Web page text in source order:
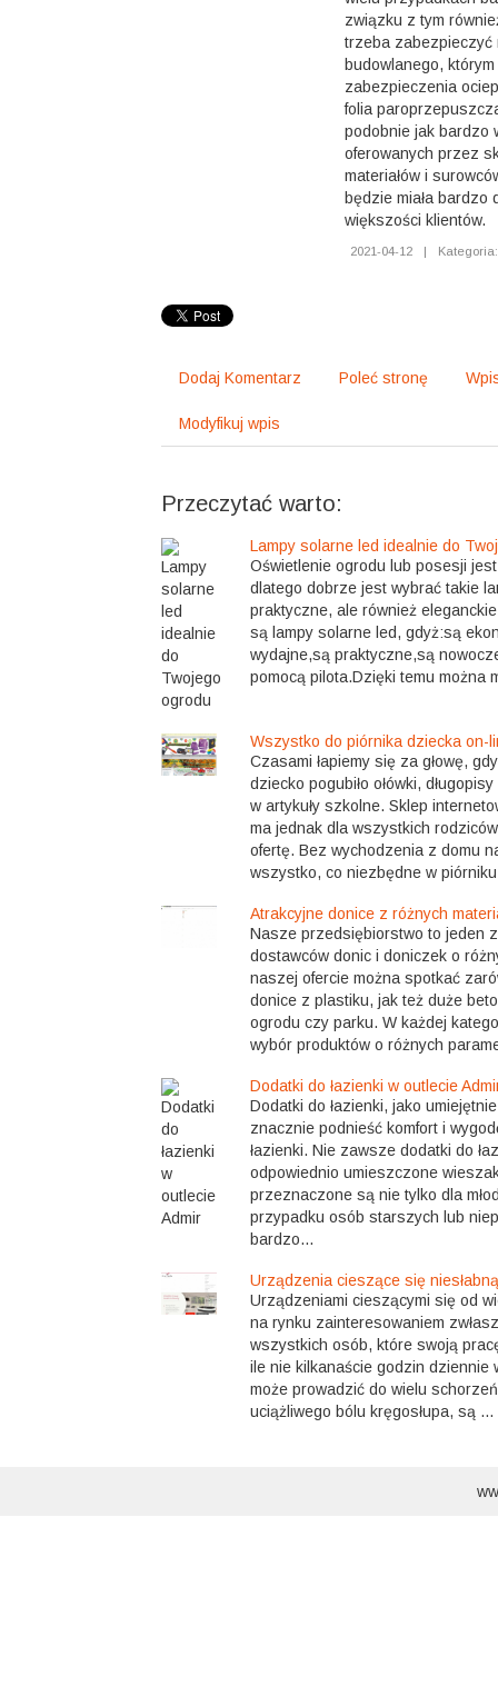
związku z tym
trzeba zabezpieczyć
budowlanego,
zabezpieczenia
folia
podobnie jak bardzo
oferowanych przez
materiałów i
będzie miała bardzo
większości klientów.
2021-04-12 |
Dodaj Komentarz Poleć stronę
Modyfikuj wpis
Przeczytać warto:
Lampy solarne led idealnie do
Oświetlenie ogrodu lub posesji
dlatego dobrze jest wybrać takie
praktyczne, ale również
są lampy solarne led, gdyż:są
wydajne,są praktyczne,są
pomocą pilota.Dzięki temu można
Wszystko do piórnika dziecka on-
Czasami łapiemy się za głowę,
dziecko pogubiło ołówki,
w artykuły szkolne. Sklep
ma jednak dla wszystkich
ofertę. Bez wychodzenia z domu
wszystko, co niezbędne w
Atrakcyjne donice z różnych
Nasze przedsiębiorstwo to jeden
dostawców donic i doniczek o
naszej ofercie można spotkać
donice z plastiku, jak też duże
ogrodu czy parku. W każdej
wybór produktów o różnych
Dodatki do łazienki w outlecie
Dodatki do łazienki, jako
znacznie podnieść komfort i
łazienki. Nie zawsze dodatki do
odpowiednio umieszczone
przeznaczone są nie tylko dla
przypadku osób starszych lub
bardzo...
Urządzenia cieszące się
Urządzeniami cieszącymi się od
na rynku zainteresowaniem
wszystkich osób, które swoją
ile nie kilkanaście godzin dziennie
może prowadzić do wielu
uciążliwego bólu kręgosłupa, są ...